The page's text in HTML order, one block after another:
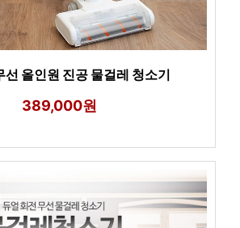
올인원 진공 물걸레 청소기
389,000원